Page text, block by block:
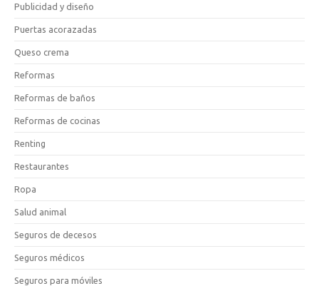
Publicidad y diseño
Puertas acorazadas
Queso crema
Reformas
Reformas de baños
Reformas de cocinas
Renting
Restaurantes
Ropa
Salud animal
Seguros de decesos
Seguros médicos
Seguros para móviles